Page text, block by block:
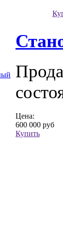
Цена:
600 000 руб
Купить